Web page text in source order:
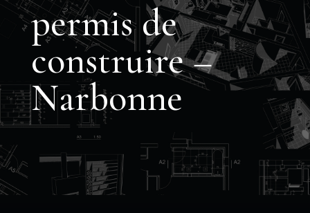
permis de
construire –
Narbonne